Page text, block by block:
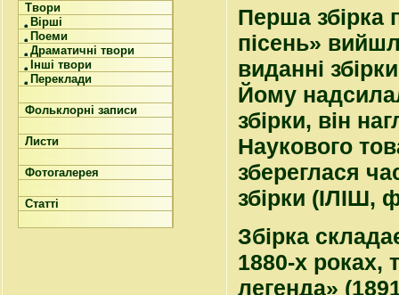
Твори
Вірші
Поеми
Драматичні твори
Інші твори
Переклади
Фольклорні записи
Листи
Фотогалерея
Статті
Перша збірка
пісень»
виданні
Йому
збірки, він
Наукового
збереглася
збірки (ІЛІШ,
Збірка
1880-х роках,
легенда»